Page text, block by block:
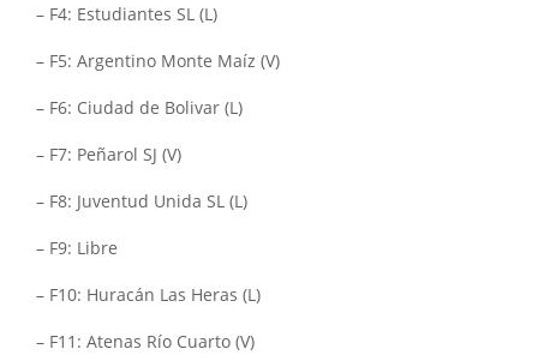
– F4: Estudiantes SL (L)
– F5: Argentino Monte Maíz (V)
– F6: Ciudad de Bolivar (L)
– F7: Peñarol SJ (V)
– F8: Juventud Unida SL (L)
– F9: Libre
– F10: Huracán Las Heras (L)
– F11: Atenas Río Cuarto (V)